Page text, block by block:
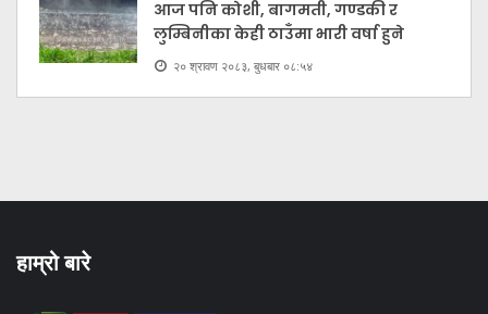
आज पनि कोशी, बागमती, गण्डकी र
लुम्बिनीका केही ठाउँमा भारी वर्षा हुने
२० श्रावण २०८३, बुधबार ०८:५४
हाम्रो बारे